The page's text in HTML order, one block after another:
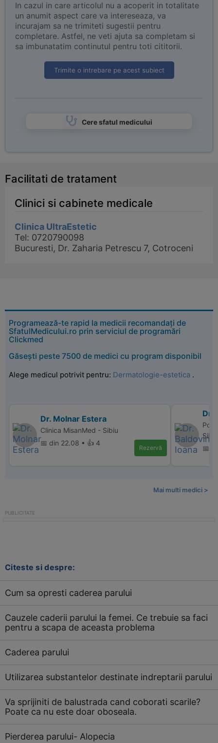
In cazul in care articolul nu a acoperit in totalitate
un anumit aspect care va intereseaza, va
incurajam sa ne trimiteti sugestii pentru
completare. Astfel, ne veti ajuta sa completam si
sa imbunatatim continutul pentru toti cititorii.
Trimite o intrebare pe acest subiect
Cere sfatul medicului
Facilitati de tratament
Clinici si cabinete medicale
Clinica UltraEstetic
Tel: 0720790098
Bucuresti, Dr. Zaharia Petrescu 7, Cotroceni
Programează-te rapid la medicii recomandați de
SfatulMedicului.ro prin serviciul de programări
Clickmed
Găsești peste 7500 de medici cu program disponibil
Alege medicul potrivit pentru: Dermatologie-estetica .
Dr. Molnar Estera
Clinica MisanMed - Sibiu
📅 din 22.08 • 👍 4
Rezervă
Dr.
Sibiu
📅
Mai multi medici >
Citeste si despre:
Cum sa opresti caderea parului
Cauzele caderii parului la femei. Ce trebuie sa faci
pentru a scapa de aceasta problema
Caderea parului
Utilizarea substantelor destinate indreptarii parului
Va sprijiniti de balustrada cand coborati scarile?
Poate ca nu este doar oboseala.
Pierderea parului- Alopecia